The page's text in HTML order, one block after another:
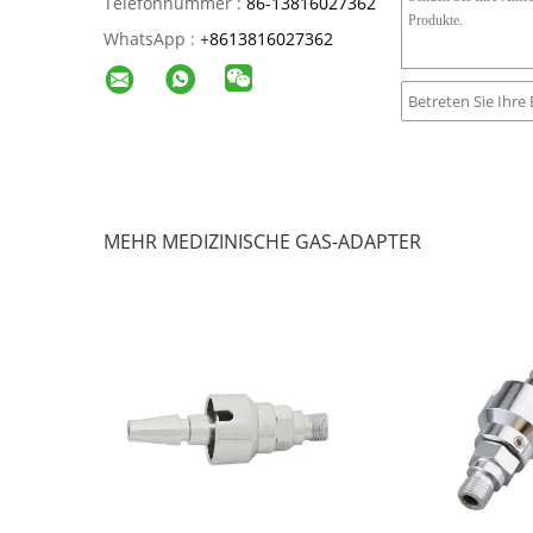
WhatsApp : +8613816027362
MEHR MEDIZINISCHE GAS-ADAPTER